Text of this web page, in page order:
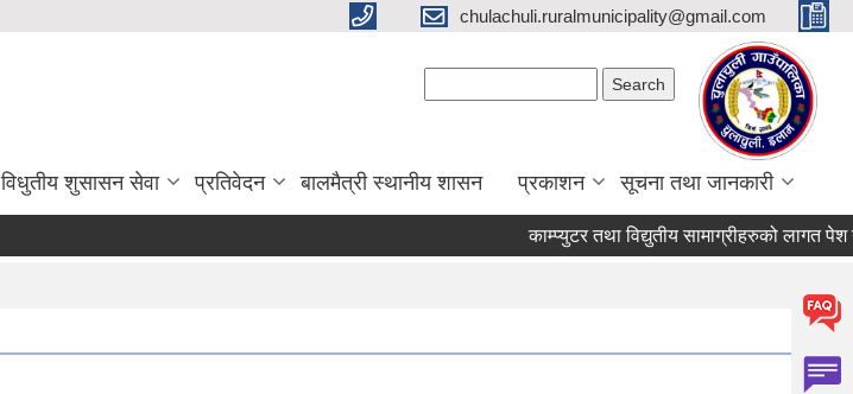
chulachuli.ruralmunicipality@gmail.com
विधुतीय शुसासन सेवा प्रतिवेदन बालमैत्री स्थानीय शासन प्रकाशन सूचना तथा जानकारी
काम्प्युटर तथा विद्युतीय सामाग्रीहरुको लागत पेश